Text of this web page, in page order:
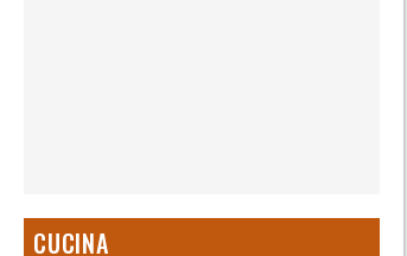
CUCINA